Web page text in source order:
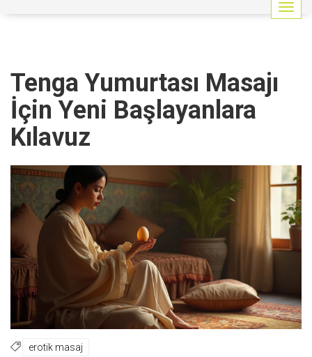
G
e
k
a
p
a
t
Tenga Yumurtası Masajı
İçin Yeni Başlayanlara
Kılavuz
erotik masaj